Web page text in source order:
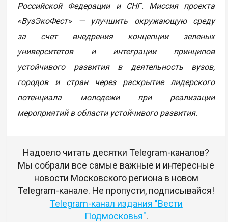
Российской Федерации и СНГ. Миссия проекта
«ВузЭкоФест» — улучшить окружающую среду
за счет внедрения концепции зеленых
университетов и интеграции принципов
устойчивого развития в деятельность вузов,
городов и стран через раскрытие лидерского
потенциала молодежи при реализации
мероприятий в области устойчивого развития.
Надоело читать десятки Telegram-каналов?
Мы собрали все самые важные и интересные
новости Московского региона в новом
Telegram-канале. Не пропусти, подписывайся!
Telegram-канал издания "Вести
Подмосковья".